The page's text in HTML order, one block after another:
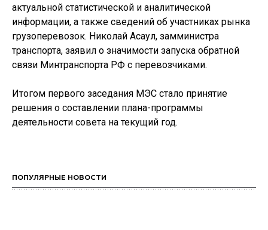
актуальной статистической и аналитической
информации, а также сведений об участниках рынка
грузоперевозок. Николай Асаул, замминистра
транспорта, заявил о значимости запуска обратной
связи Минтранспорта РФ с перевозчиками.
Итогом первого заседания МЭС стало принятие
решения о составлении плана-программы
деятельности совета на текущий год.
ПОПУЛЯРНЫЕ НОВОСТИ